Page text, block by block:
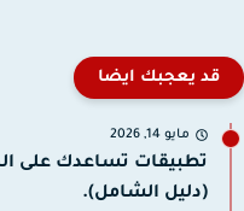
قد يعجبك ايضا
مايو 14, 2026
(دليل الشامل).